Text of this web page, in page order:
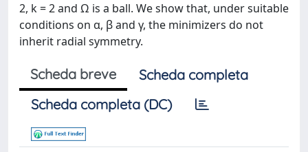
2, k = 2 and Ω is a ball. We show that, under suitable
conditions on α, β and γ, the minimizers do not
inherit radial symmetry.
Scheda breve
Scheda completa
Scheda completa (DC)